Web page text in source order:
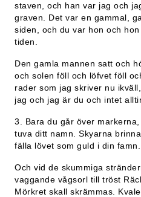
staven, och han var jag och
graven. Det var en gammal,
siden, och du var hon och
tiden.
Den gamla mannen satt och
och solen föll och löfvet föll
rader som jag skriver nu
jag och jag är du och intet
3. Bara du går över
tuva ditt namn. Skyarna
fälla lövet som guld i din famn.
Och vid de skummiga
vaggande vågsorl till tröst
Mörkret skall skrämmas.